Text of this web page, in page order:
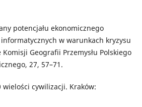
potencjału ekonomicznego
w warunkach kryzysu
Geografii Przemysłu Polskiego
27, 57–71.
wielości cywilizacji. Kraków: